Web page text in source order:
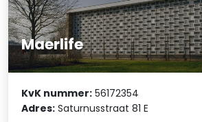
Maerlife
KvK nummer: 56172354
Adres: Saturnusstraat 81 E